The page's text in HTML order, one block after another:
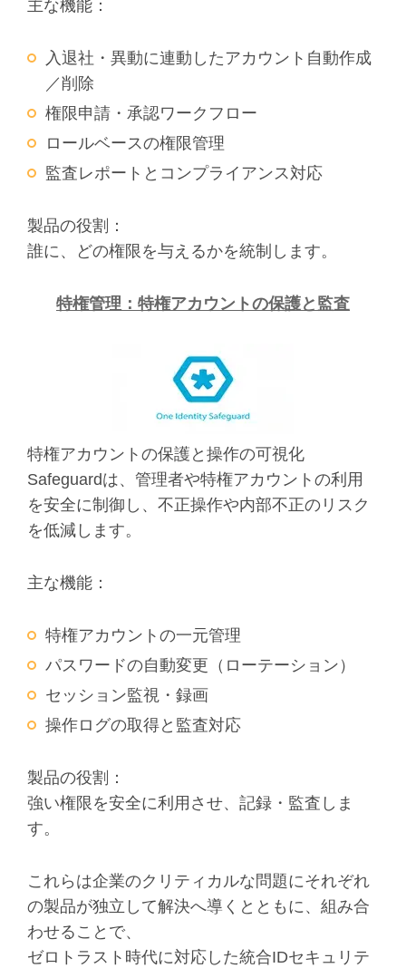
主な機能：
入退社・異動に連動したアカウント自動作成
／削除
権限申請・承認ワークフロー
ロールベースの権限管理
監査レポートとコンプライアンス対応
製品の役割：
誰に、どの権限を与えるかを統制します。
特権管理：特権アカウントの保護と監査
特権アカウントの保護と操作の可視化
Safeguardは、管理者や特権アカウントの利用
を安全に制御し、不正操作や内部不正のリスク
を低減します。
主な機能：
特権アカウントの一元管理
パスワードの自動変更（ローテーション）
セッション監視・録画
操作ログの取得と監査対応
製品の役割：
強い権限を安全に利用させ、記録・監査しま
す。
これらは企業のクリティカルな問題にそれぞれ
の製品が独立して解決へ導くとともに、組み合
わせることで、
ゼロトラスト時代に対応した統合IDセキュリテ